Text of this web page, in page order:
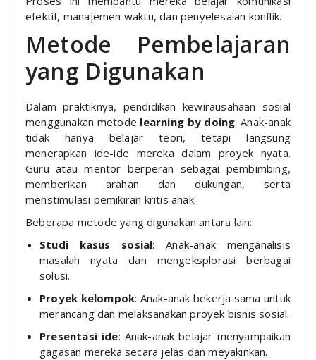
efektif, manajemen waktu, dan penyelesaian konflik.
Metode Pembelajaran
yang Digunakan
Dalam praktiknya, pendidikan kewirausahaan sosial
menggunakan metode learning by doing. Anak-anak
tidak hanya belajar teori, tetapi langsung
menerapkan ide-ide mereka dalam proyek nyata.
Guru atau mentor berperan sebagai pembimbing,
memberikan arahan dan dukungan, serta
menstimulasi pemikiran kritis anak.
Beberapa metode yang digunakan antara lain:
Studi kasus sosial: Anak-anak menganalisis
masalah nyata dan mengeksplorasi berbagai
solusi.
Proyek kelompok: Anak-anak bekerja sama untuk
merancang dan melaksanakan proyek bisnis sosial.
Presentasi ide: Anak-anak belajar menyampaikan
gagasan mereka secara jelas dan meyakinkan.